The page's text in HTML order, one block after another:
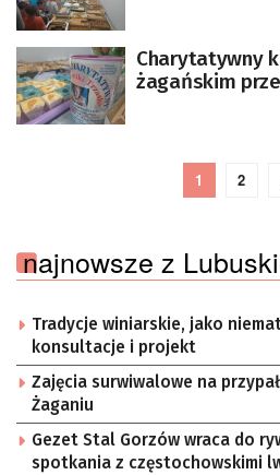
Charytatywny
żagańskim
1 2
najnowsze z
Tradycje winiarskie, jako
konsultacje i projekt
Zajęcia surwiwalowe na
Żaganiu
Gezet Stal Gorzów wraca do
spotkania z częstochowskimi